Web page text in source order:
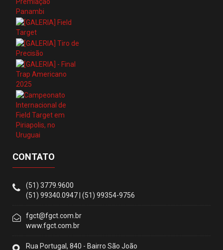
CONTATO
(51) 3779.9600
(51) 99340.0947 | (51) 99354-9756
fgct@fgct.com.br
www.fgct.com.br
Rua Portugal, 840 - Bairro São João